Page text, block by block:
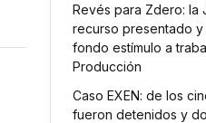
Revés para Zdero: la
recurso presentado
fondo estímulo a
Producción
Caso EXEN: de los
fueron detenidos y